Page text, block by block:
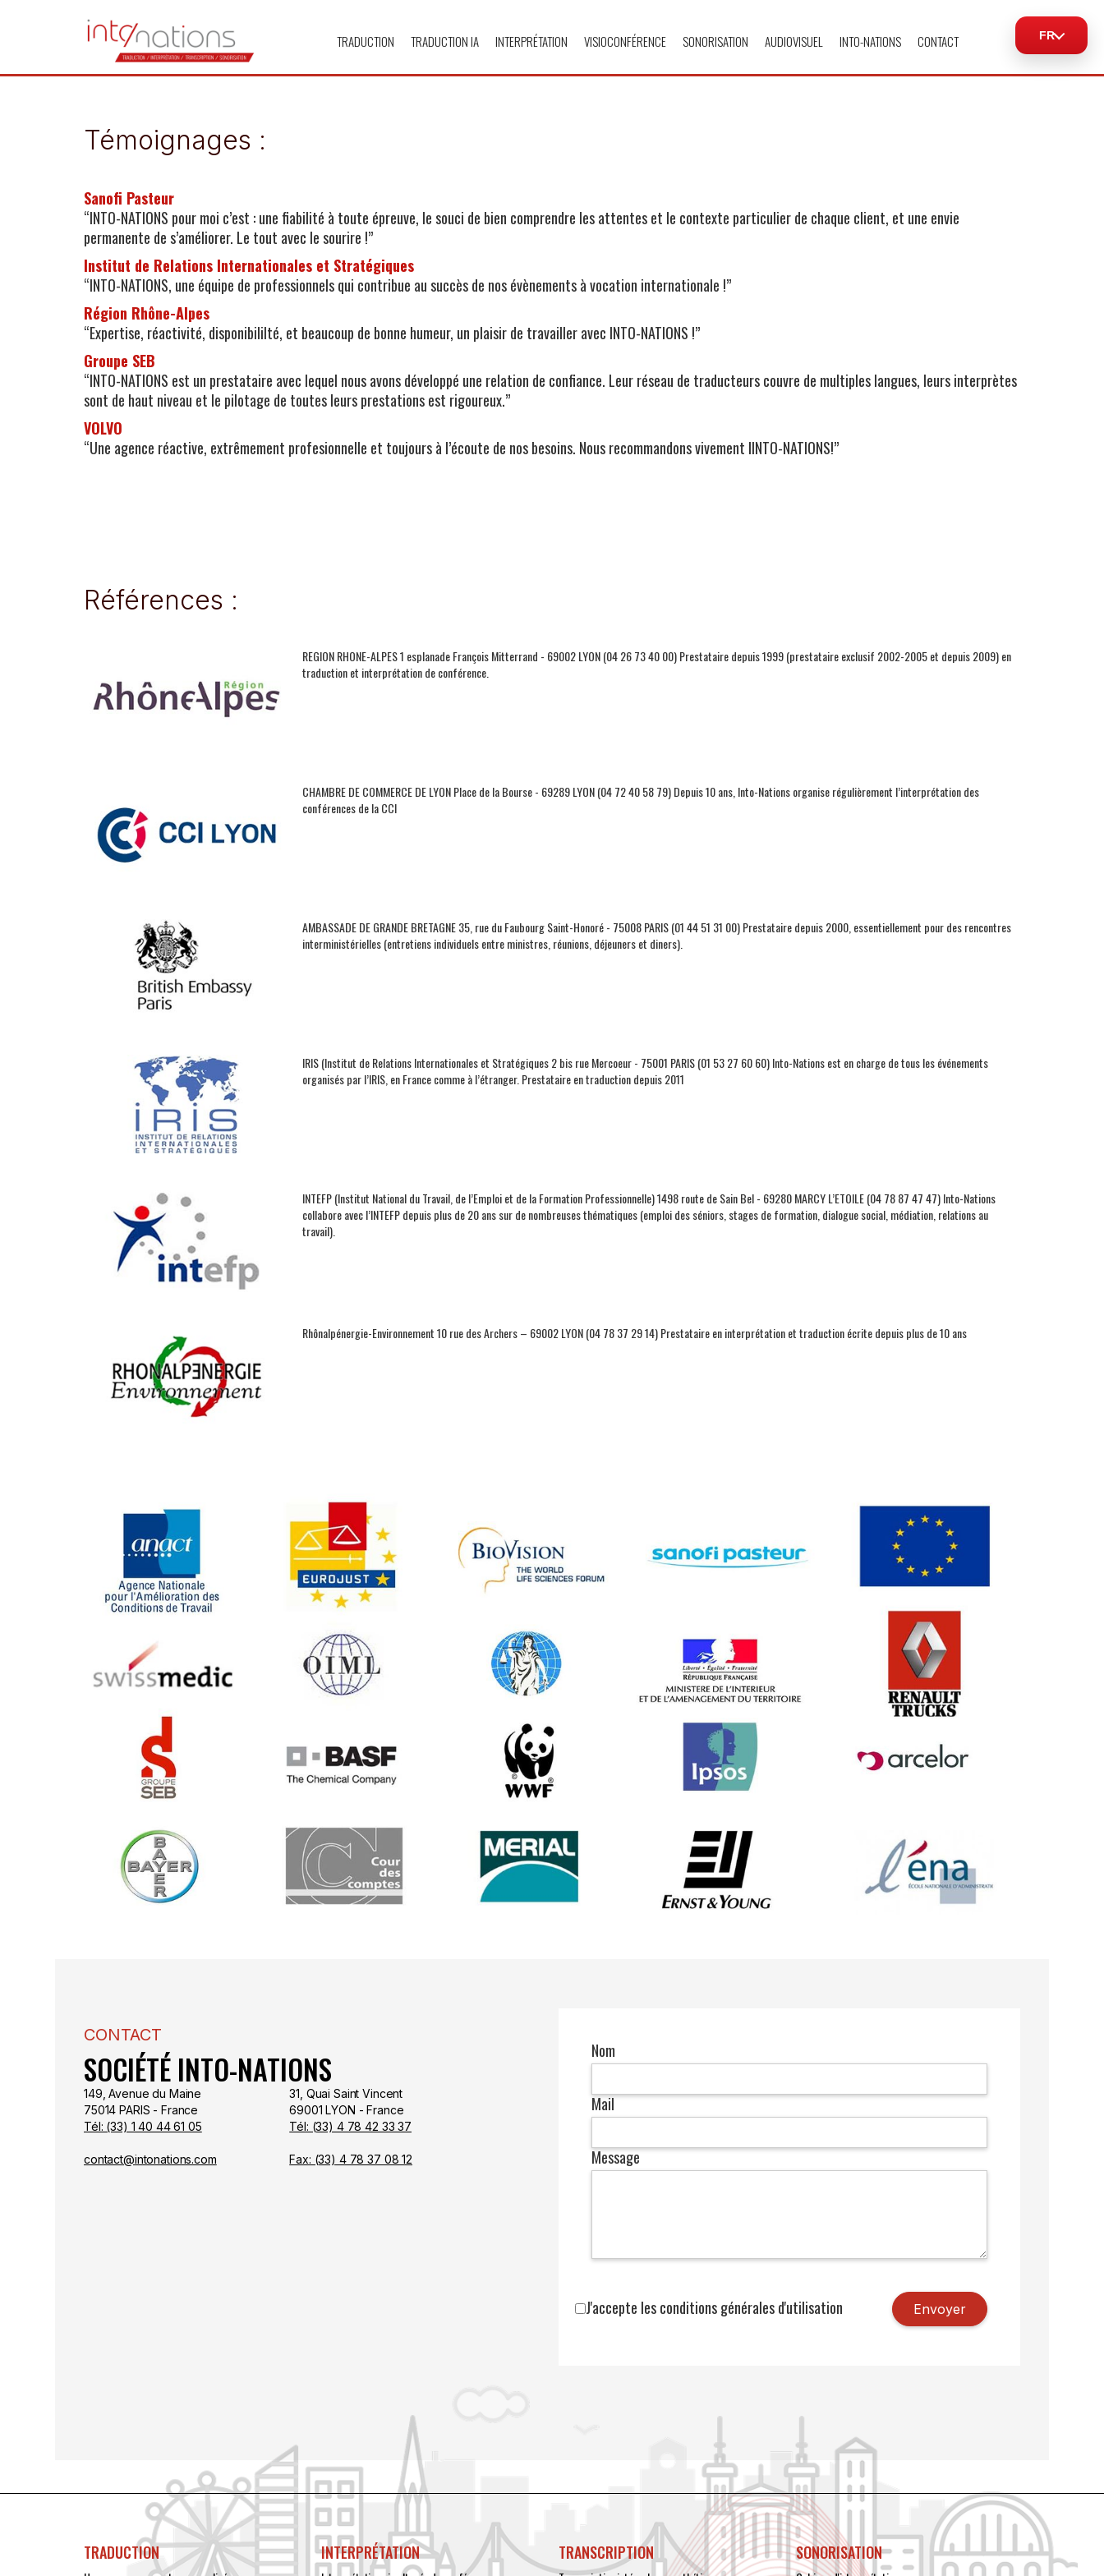
TRADUCTION TRADUCTION IA INTERPRÉTATION VISIOCONFÉRENCE SONORISATION AUDIOVISUEL INTO-NATIONS CONTACT FR
Témoignages :
Sanofi Pasteur
“INTO-NATIONS pour moi c’est : une fiabilité à toute épreuve, le souci de bien comprendre les attentes et le contexte particulier de chaque client, et une envie
permanente de s’améliorer. Le tout avec le sourire !”
Institut de Relations Internationales et Stratégiques
“INTO-NATIONS, une équipe de professionnels qui contribue au succès de nos évènements à vocation internationale !”
Région Rhône-Alpes
“Expertise, réactivité, disponibililté, et beaucoup de bonne humeur, un plaisir de travailler avec INTO-NATIONS !”
Groupe SEB
“INTO-NATIONS est un prestataire avec lequel nous avons développé une relation de confiance. Leur réseau de traducteurs couvre de multiples langues, leurs interprètes
sont de haut niveau et le pilotage de toutes leurs prestations est rigoureux.”
VOLVO
“Une agence réactive, extrêmement profesionnelle et toujours à l’écoute de nos besoins. Nous recommandons vivement IINTO-NATIONS!”
Références :
REGION RHONE-ALPES 1 esplanade François Mitterrand - 69002 LYON (04 26 73 40 00) Prestataire depuis 1999 (prestataire exclusif 2002-2005 et depuis 2009) en
traduction et interprétation de conférence.
CHAMBRE DE COMMERCE DE LYON Place de la Bourse - 69289 LYON (04 72 40 58 79) Depuis 10 ans, Into-Nations organise régulièrement l’interprétation des
conférences de la CCI
AMBASSADE DE GRANDE BRETAGNE 35, rue du Faubourg Saint-Honoré - 75008 PARIS (01 44 51 31 00) Prestataire depuis 2000, essentiellement pour des rencontres
interministérielles (entretiens individuels entre ministres, réunions, déjeuners et diners).
IRIS (Institut de Relations Internationales et Stratégiques 2 bis rue Mercoeur - 75001 PARIS (01 53 27 60 60) Into-Nations est en charge de tous les événements
organisés par l’IRIS, en France comme à l’étranger. Prestataire en traduction depuis 2011
INTEFP (Institut National du Travail, de l’Emploi et de la Formation Professionnelle) 1498 route de Sain Bel - 69280 MARCY L’ETOILE (04 78 87 47 47) Into-Nations
collabore avec l’INTEFP depuis plus de 20 ans sur de nombreuses thématiques (emploi des séniors, stages de formation, dialogue social, médiation, relations au
travail).
Rhônalpénergie-Environnement 10 rue des Archers – 69002 LYON (04 78 37 29 14) Prestataire en interprétation et traduction écrite depuis plus de 10 ans
CONTACT
SOCIÉTÉ INTO-NATIONS
149, Avenue du Maine
75014 PARIS - France
Tél: (33) 1 40 44 61 05
contact@intonations.com
31, Quai Saint Vincent
69001 LYON - France
Tél: (33) 4 78 42 33 37
Fax: (33) 4 78 37 08 12
Nom
Mail
Message
J'accepte les conditions générales d'utilisation
TRADUCTION INTERPRÉTATION TRANSCRIPTION SONORISATION